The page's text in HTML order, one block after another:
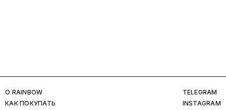
O RAINBOW
КАК ПОКУПАТЬ
TELEGRAM
INSTAGRAM